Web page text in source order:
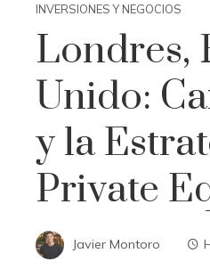
INVERSIONES Y NEGOCIOS
Londres,
Unido:
y la
Private
Javier Montoro